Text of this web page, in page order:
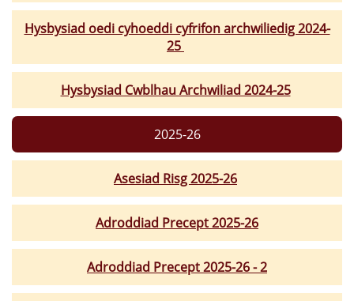
Hysbysiad oedi cyhoeddi cyfrifon archwiliedig 2024-
25
Hysbysiad Cwblhau Archwiliad 2024-25
2025-26
Asesiad Risg 2025-26
Adroddiad Precept 2025-26
Adroddiad Precept 2025-26 - 2